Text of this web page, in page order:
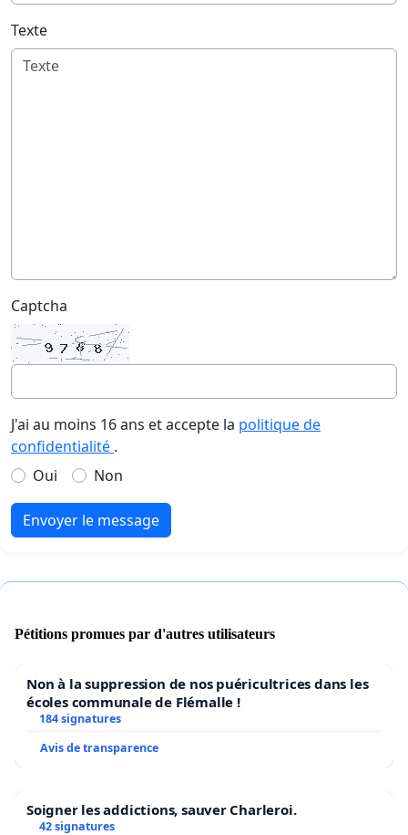
Texte
Captcha
J'ai au moins 16 ans et accepte la politique de
confidentialité .
Oui
Non
Envoyer le message
Pétitions promues par d'autres utilisateurs
Non à la suppression de nos puéricultrices dans les
écoles communale de Flémalle !
184 signatures
Avis de transparence
Soigner les addictions, sauver Charleroi.
42 signatures